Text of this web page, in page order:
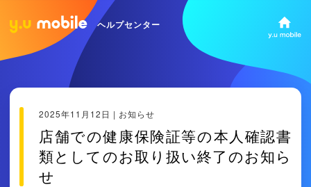
ヘルプセンター
2025年11月12日 | お知らせ
店舗での健康保険証等の本人確認書
類としてのお取り扱い終了のお知ら
せ